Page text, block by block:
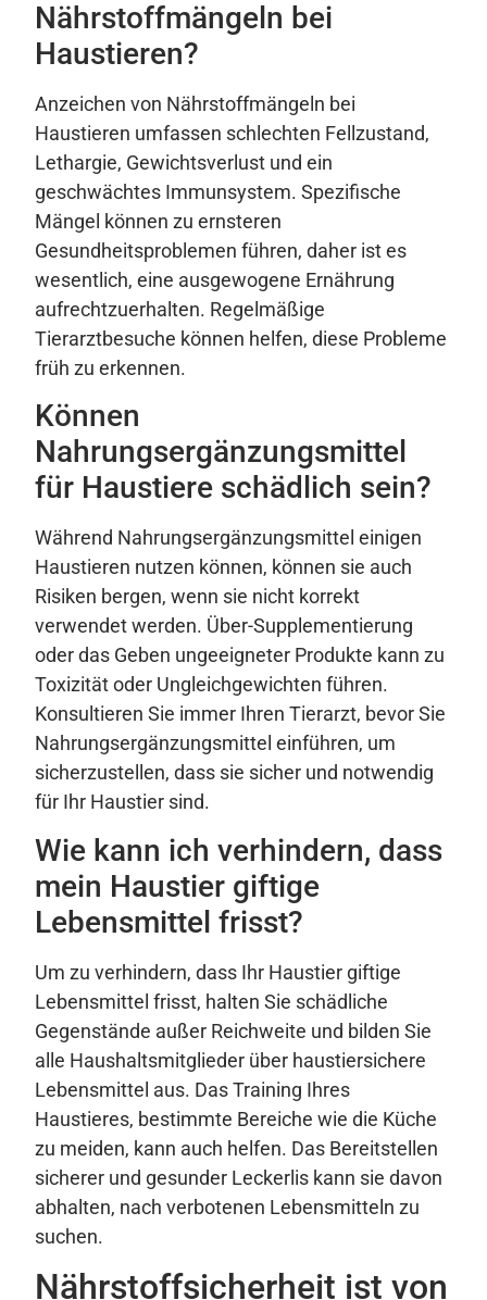
Nährstoffmängeln bei
Haustieren?
Anzeichen von Nährstoffmängeln bei
Haustieren umfassen schlechten Fellzustand,
Lethargie, Gewichtsverlust und ein
geschwächtes Immunsystem. Spezifische
Mängel können zu ernsteren
Gesundheitsproblemen führen, daher ist es
wesentlich, eine ausgewogene Ernährung
aufrechtzuerhalten. Regelmäßige
Tierarztbesuche können helfen, diese Probleme
früh zu erkennen.
Können
Nahrungsergänzungsmittel
für Haustiere schädlich sein?
Während Nahrungsergänzungsmittel einigen
Haustieren nutzen können, können sie auch
Risiken bergen, wenn sie nicht korrekt
verwendet werden. Über-Supplementierung
oder das Geben ungeeigneter Produkte kann zu
Toxizität oder Ungleichgewichten führen.
Konsultieren Sie immer Ihren Tierarzt, bevor Sie
Nahrungsergänzungsmittel einführen, um
sicherzustellen, dass sie sicher und notwendig
für Ihr Haustier sind.
Wie kann ich verhindern, dass
mein Haustier giftige
Lebensmittel frisst?
Um zu verhindern, dass Ihr Haustier giftige
Lebensmittel frisst, halten Sie schädliche
Gegenstände außer Reichweite und bilden Sie
alle Haushaltsmitglieder über haustiersichere
Lebensmittel aus. Das Training Ihres
Haustieres, bestimmte Bereiche wie die Küche
zu meiden, kann auch helfen. Das Bereitstellen
sicherer und gesunder Leckerlis kann sie davon
abhalten, nach verbotenen Lebensmitteln zu
suchen.
Nährstoffsicherheit ist von